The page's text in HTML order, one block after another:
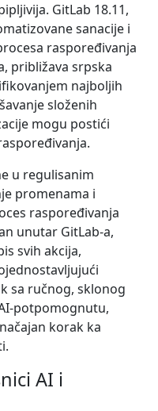
GitLab 18.11,
sanacije i
raspoređivanja
približava srpska
najboljih
složenih
mogu postići
u regulisanim
promenama i
raspoređivanja
unutar GitLab-a,
svih akcija,
sa ručnog, sklonog
potpomognutu,
korak ka
AI i